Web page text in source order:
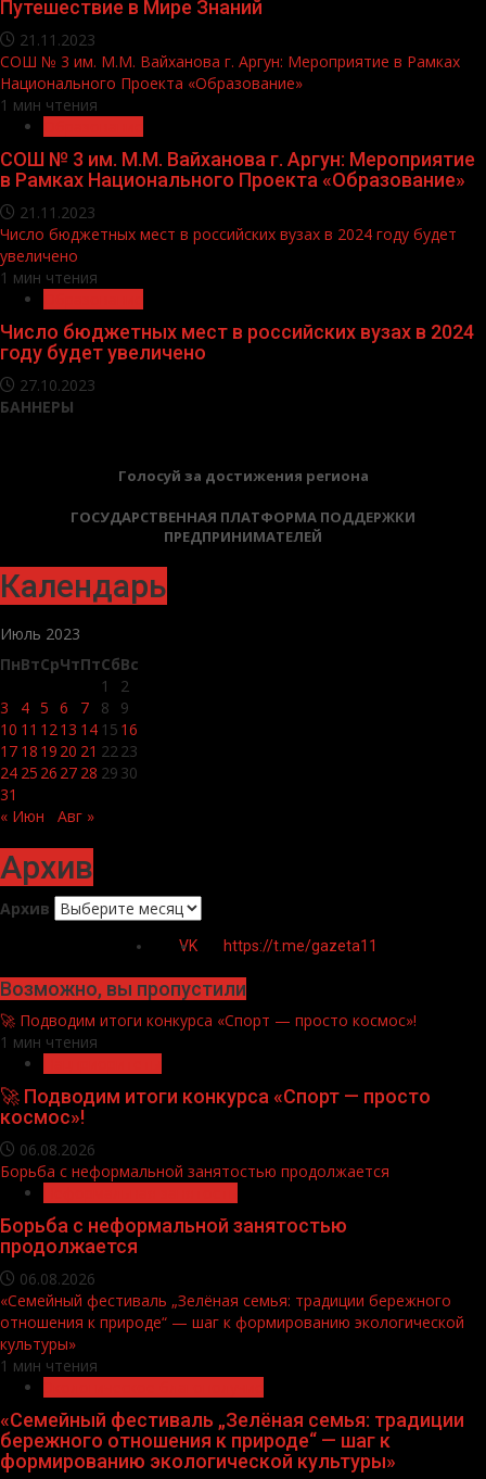
Путешествие в Мире Знаний
21.11.2023
СОШ № 3 им. М.М. Вайханова г. Аргун: Мероприятие в Рамках
Национального Проекта «Образование»
1 мин чтения
СОШ № 3 им. М.М. Вайханова г. Аргун: Мероприятие
в Рамках Национального Проекта «Образование»
21.11.2023
Число бюджетных мест в российских вузах в 2024 году будет
увеличено
1 мин чтения
Число бюджетных мест в российских вузах в 2024
году будет увеличено
27.10.2023
БАННЕРЫ
Голосуй за достижения региона
ГОСУДАРСТВЕННАЯ ПЛАТФОРМА ПОДДЕРЖКИ
ПРЕДПРИНИМАТЕЛЕЙ
Календарь
Июль 2023
ПнВтСрЧтПтСбВс
1
2
3
4 5 6 7 8
9
10 11 1213 14 15 16
17 18 19 20 21 2223
24 25 26 27 28 29 30
31
« Июн
Авг »
Архив
Архив
VK https://t.me/gazeta11
Возможно, вы пропустили
🚀 Подводим итоги конкурса «Спорт — просто космос»!
1 мин чтения
🚀 Подводим итоги конкурса «Спорт — просто
космос»!
06.08.2026
Борьба с неформальной занятостью продолжается
Борьба с неформальной занятостью
продолжается
06.08.2026
«Семейный фестиваль „Зелёная семья: традиции бережного
отношения к природе“ — шаг к формированию экологической
культуры»
1 мин чтения
«Семейный фестиваль „Зелёная семья: традиции
бережного отношения к природе“ — шаг к
формированию экологической культуры»